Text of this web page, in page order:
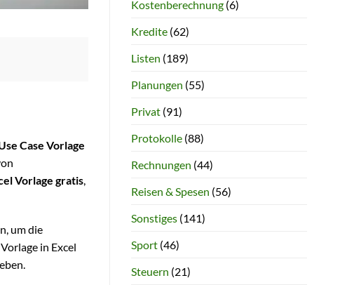
Case Vorlage
Vorlage gratis
um die
in Excel
Kostenberechnung(6)
Kredite(62)
Listen (189)
Planungen (55)
Privat(91)
Protokolle(88)
Rechnungen (44)
Reisen & Spesen (56)
Sonstiges(141)
Sport(46)
Steuern (21)